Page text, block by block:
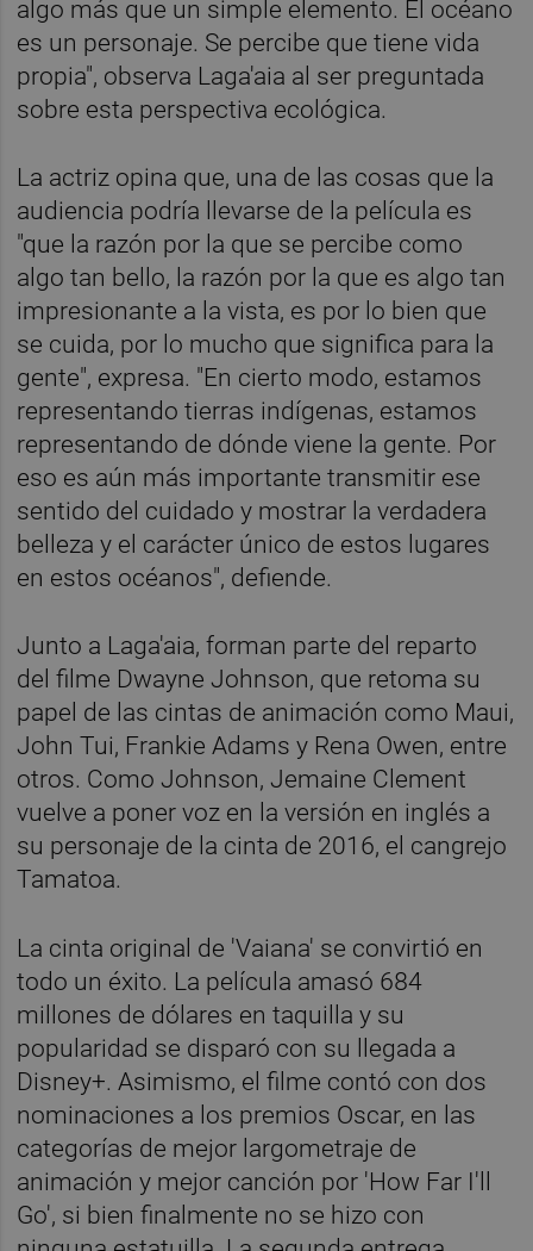
algo más que un simple elemento. El océano
es un personaje. Se percibe que tiene vida
propia", observa Laga'aia al ser preguntada
sobre esta perspectiva ecológica.
La actriz opina que, una de las cosas que la
audiencia podría llevarse de la película es
"que la razón por la que se percibe como
algo tan bello, la razón por la que es algo tan
impresionante a la vista, es por lo bien que
se cuida, por lo mucho que significa para la
gente", expresa. "En cierto modo, estamos
representando tierras indígenas, estamos
representando de dónde viene la gente. Por
eso es aún más importante transmitir ese
sentido del cuidado y mostrar la verdadera
belleza y el carácter único de estos lugares
en estos océanos", defiende.
Junto a Laga'aia, forman parte del reparto
del filme Dwayne Johnson, que retoma su
papel de las cintas de animación como Maui,
John Tui, Frankie Adams y Rena Owen, entre
otros. Como Johnson, Jemaine Clement
vuelve a poner voz en la versión en inglés a
su personaje de la cinta de 2016, el cangrejo
Tamatoa.
La cinta original de 'Vaiana' se convirtió en
todo un éxito. La película amasó 684
millones de dólares en taquilla y su
popularidad se disparó con su llegada a
Disney+. Asimismo, el filme contó con dos
nominaciones a los premios Oscar, en las
categorías de mejor largometraje de
animación y mejor canción por 'How Far I'll
Go', si bien finalmente no se hizo con